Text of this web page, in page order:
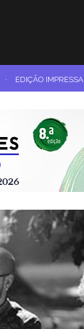
· EDIÇÃO IMPRESSA